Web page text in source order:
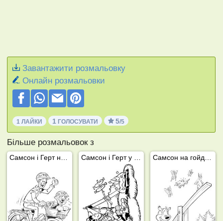
Завантажити розмальовку
Онлайн розмальовки
1 ЛАЙКИ 1 ГОЛОСУВАТИ 5/5
Більше розмальовок з